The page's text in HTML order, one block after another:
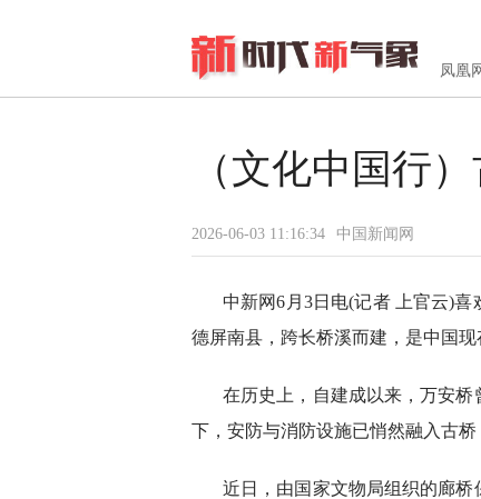
凤凰
（文化中国行
2026-06-03 11:16:34 中国新闻网
中新网6月3日电(记者 上官云)
德屏南县，跨长桥溪而建，是中国现
在历史上，自建成以来，万安
下，安防与消防设施已悄然融入古桥
近日，由国家文物局组织的廊桥